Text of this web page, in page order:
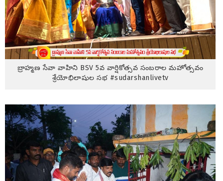
బ్రాహ్మణ సేవా వాహిని BSV 5వ వార్షికోత్సవ సంబరాల మహోత్సవం
శ్రేయోభిలాషుల సభ #sudarshanlivetv